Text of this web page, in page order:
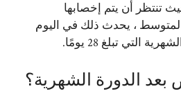
تنتظر أن يتم إخصابها
المتوسط ​، يحدث ذلك في اليوم
التي تبلغ 28 يومًا.
بعد الدورة الشهرية؟